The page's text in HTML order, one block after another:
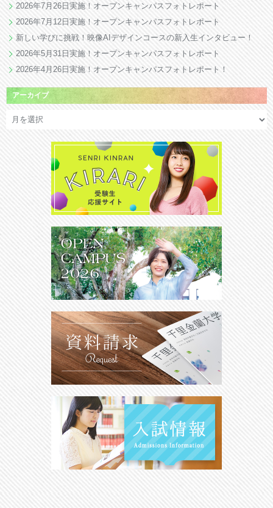
2026年7月26日実施！オープンキャンパスフォトレポート
2026年7月12日実施！オープンキャンパスフォトレポート
新しい学びに挑戦！映像AIデザインコースの新入生インタビュー！
2026年5月31日実施！オープンキャンパスフォトレポート
2026年4月26日実施！オープンキャンパスフォトレポート！
アーカイブ